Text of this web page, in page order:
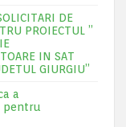
DE
PROIECTUL ”
IN SAT
GIURGIU”
a
pentru